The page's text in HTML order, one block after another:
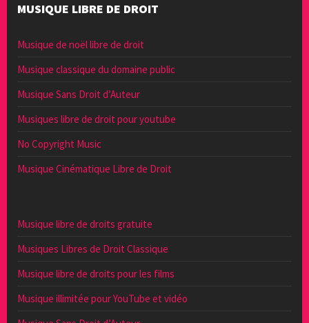
MUSIQUE LIBRE DE DROIT
Musique de noël libre de droit
Musique classique du domaine public
Musique Sans Droit d’Auteur
Musiques libre de droit pour youtube
No Copyright Music
Musique Cinématique Libre de Droit
Musique libre de droits gratuite
Musiques Libres de Droit Classique
Musique libre de droits pour les films
Musique illimitée pour YouTube et vidéo